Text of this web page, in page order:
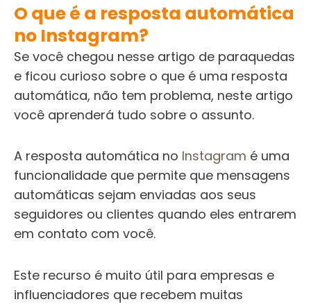
O que é a resposta automática
no Instagram?
Se você chegou nesse artigo de paraquedas
e ficou curioso sobre o que é uma resposta
automática, não tem problema, neste artigo
você aprenderá tudo sobre o assunto.
A resposta automática no Instagram é uma
funcionalidade que permite que mensagens
automáticas sejam enviadas aos seus
seguidores ou clientes quando eles entrarem
em contato com você.
Este recurso é muito útil para empresas e
influenciadores que recebem muitas